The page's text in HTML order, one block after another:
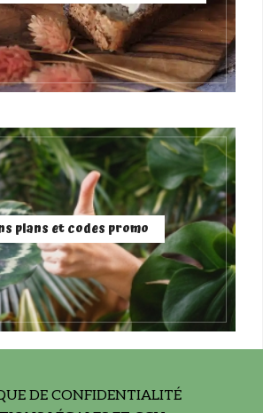
plans et codes promo
DE CONFIDENTIALITÉ